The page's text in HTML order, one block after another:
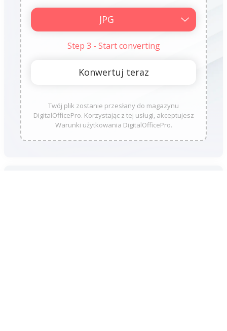
Step 3 - Start converting
Twój plik zostanie przesłany do magazynu
DigitalOfficePro. Korzystając z tej usługi, akceptujesz
Warunki użytkowania DigitalOfficePro.